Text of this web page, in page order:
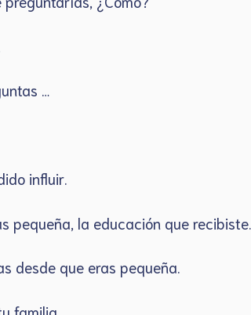
…
influir.
pequeña, la educación que recibiste.
desde que eras pequeña.